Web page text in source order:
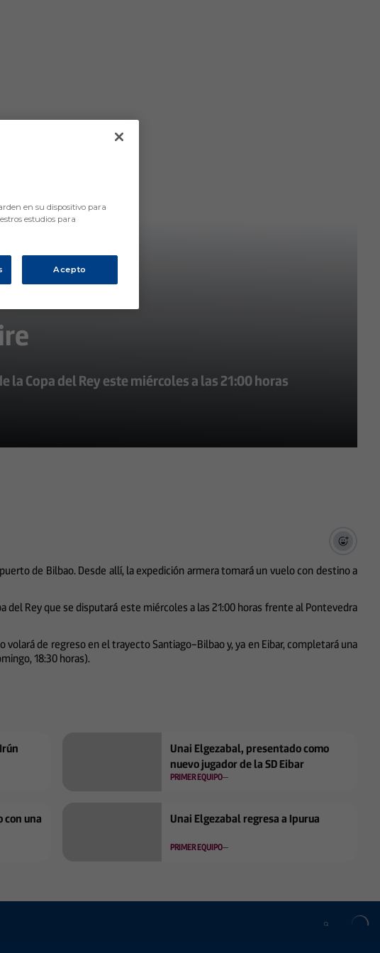
Copa del Rey este miércoles a las 21:00 horas
de Bilbao. Desde allí, la expedición armera tomará un vuelo con destino a
del Rey que se disputará este miércoles a las 21:00 horas frente al Pontevedra
de regreso en el trayecto Santiago–Bilbao y, ya en Eibar, completará una
18:30 horas).
Unai Elgezabal, presentado como
nuevo jugador de la SD Eibar
PRIMER EQUIPO
con una
Unai Elgezabal regresa a Ipurua
PRIMER EQUIPO
en su dispositivo para
estudios para
Acepto